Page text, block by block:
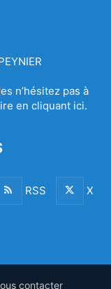
n’hésitez pas à
en cliquant ici.
RSS X
contacter